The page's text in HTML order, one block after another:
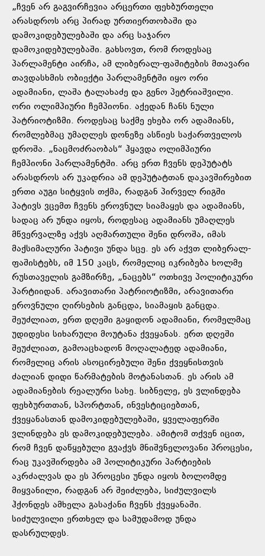
„ჩვენ არ გაგვირჩევია არცერთი ფეხბურთელი
არასდროს არც პირად ურთიერთობაში და
დამოკიდებულებაში და არც საჯარო
დამოკიდებულებაში. გახსოვთ, რომ როდესაც
პარლამენტი აირჩა, ამ ლიბერალ-ფაშიტების მთავარი
თავდასხმის ობიექტი პარლამენტში იყო ორი
ადამიანი, ლაშა ტალახაძე და გენო პეტრიაშვილი.
ორი ოლიმპიური ჩემპიონი. აქედან ჩანს ნული
პატრიოტიზმი. როდესაც საქმე ეხება ორ ადამიანს,
რომლებმაც უმაღლეს დონეზე ასწიეს საქართველოს
დროშა. „ნაცმოძრაობას“ ჰყავდა ოლიმპიური
ჩემპიონი პარლამენტში. არც ერთ ჩვენს დეპუტატს
არასდროს არ უკადრია ამ დეპუტატთან დაკავშირებით
ერთი აუგი სიტყვის თქმა, რადგან პირველ რიგში
პატივს ვცემთ ჩვენს ეროვნულ სიამაყეს და ადამიანს,
სადაც არ უნდა იყოს, როდესაც ადამიანს უმაღლეს
მწვერვალზე აქვს აღმართული შენი დროშა, იმას
მაქსიმალური პატივი უნდა სცე. ეს არ აქვთ ლიბერალ-
ფაშისტებს, იმ 150 კაცს, რომელიც იკრიბება ხოლმე
რუსთაველის გამზირზე, „ნაცებს“ ოთხივე პოლიტიკური
პარტიიდან. არავითარი პატრიოტიზმი, არავითარი
ეროვნული ღირსების განცდა, სიამაყის განცდა.
შეუძლიათ, ერთ დღეში გაყიდონ ადამიანი, რომელმაც
უდიდესი სიხარული მოუტანა ქვეყანას. ერთ დღეში
შეუძლიათ, გამოაცხადონ მოღალატედ ადამიანი,
რომელიც არის ასოცირებული შენი ქვეყნისთვის
ძალიან დიდი წარმატების მოტანასთან. ეს არის ამ
ადამიანების რეალური სახე. სიბნელე, ეს ვლინდება
ფეხბურთთან, სპორტთან, ინვესტიციებთან,
ქვეყანასთან დამოკიდებულებაში, ყველაფერში
ვლინდება ეს დამოკიდებულება. ამიტომ თქვენ იცით,
რომ ჩვენ დაწყებული გვაქვს მნიშვნელოვანი პროცესი,
რაც უკავშირდება ამ პოლიტიკური პარტიების
აკრძალვას და ეს პროცესი უნდა იყოს ბოლომდე
მიყვანილი, რადგან არ შეიძლება, სიძულვილს
ჰქონდეს ამხელა გასაქანი ჩვენს ქვეყანაში.
სიძულვილი ერთხელ და სამუდამოდ უნდა
დასრულდეს.